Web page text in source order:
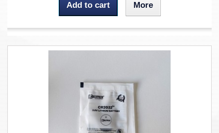
Add to cart More